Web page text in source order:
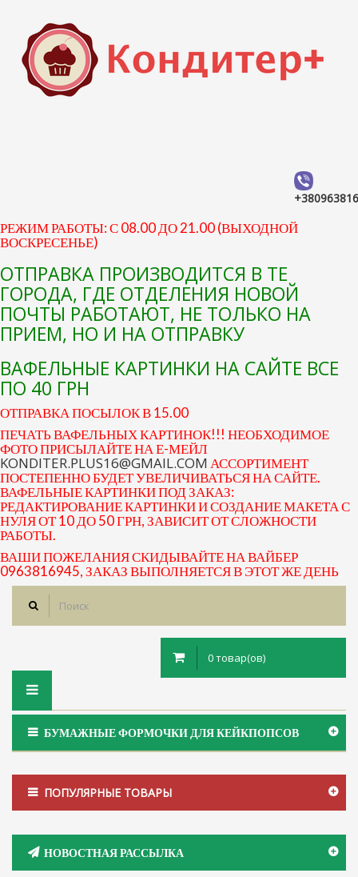
РЕЖИМ РАБОТЫ: С 08.00 ДО 21.00 (ВЫХОДНОЙ
ВОСКРЕСЕНЬЕ)
ОТПРАВКА ПРОИЗВОДИТСЯ В ТЕ
ГОРОДА, ГДЕ ОТДЕЛЕНИЯ НОВОЙ
ПОЧТЫ РАБОТАЮТ, НЕ ТОЛЬКО НА
ПРИЕМ, НО И НА ОТПРАВКУ
ВАФЕЛЬНЫЕ КАРТИНКИ НА САЙТЕ ВСЕ
ПО 40 ГРН
ОТПРАВКА ПОСЫЛОК В 15.00
ПЕЧАТЬ ВАФЕЛЬНЫХ КАРТИНОК!!! НЕОБХОДИМОЕ
ФОТО ПРИСЫЛАЙТЕ НА Е-МЕЙЛ
KONDITER.PLUS16@GMAIL.COM АССОРТИМЕНТ
ПОСТЕПЕННО БУДЕТ УВЕЛИЧИВАТЬСЯ НА САЙТЕ.
ВАФЕЛЬНЫЕ КАРТИНКИ ПОД ЗАКАЗ:
РЕДАКТИРОВАНИЕ КАРТИНКИ И СОЗДАНИЕ МАКЕТА С
НУЛЯ ОТ 10 ДО 50 ГРН, ЗАВИСИТ ОТ СЛОЖНОСТИ
РАБОТЫ.
ВАШИ ПОЖЕЛАНИЯ СКИДЫВАЙТЕ НА ВАЙБЕР
0963816945, ЗАКАЗ ВЫПОЛНЯЕТСЯ В ЭТОТ ЖЕ ДЕНЬ
0 товар(ов)
Toggle
БУМАЖНЫЕ ФОРМОЧКИ ДЛЯ КЕЙКПОПСОВ
ПОПУЛЯРНЫЕ ТОВАРЫ
НОВОСТНАЯ РАССЫЛКА